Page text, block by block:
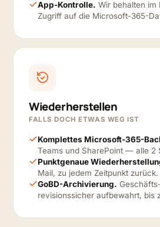
App-Kontrolle. Wir behalten im
Zugriff auf die Microsoft-365-
Wiederherstellen
FALLS DOCH ETWAS WEG IST
Komplettes Microsoft-365-
Teams und SharePoint — alle 2
Punktgenaue
Mail, zu jedem Zeitpunkt zurück.
GoBD-Archivierung.
revisionssicher aufbewahrt, bis